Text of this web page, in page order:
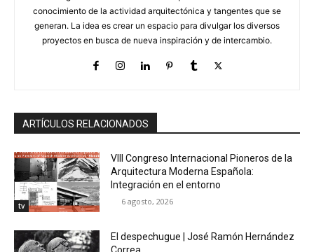
conocimiento de la actividad arquitectónica y tangentes que se
generan. La idea es crear un espacio para divulgar los diversos
proyectos en busca de nueva inspiración y de intercambio.
ARTÍCULOS RELACIONADOS
tv
VIII Congreso Internacional Pioneros de la
Arquitectura Moderna Española:
Integración en el entorno
6 agosto, 2026
El despechugue | José Ramón Hernández
Correa